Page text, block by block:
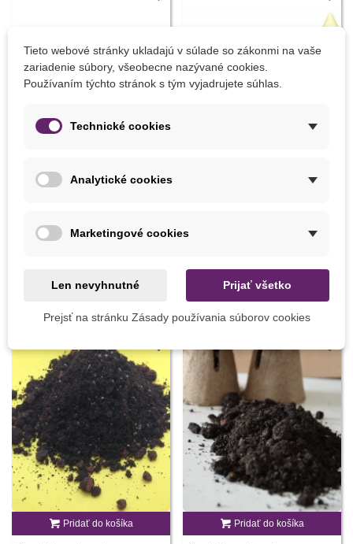
Pridať do košíka
1 ks
19,79 € 6,59 €
8 INÝCH PRODUKTOV V TEJ ISTEJ KATEGÓRII:
Pridať do košíka Pridať do košíka
Tieto webové stránky ukladajú v súlade so zákonmi na vaše
zariadenie súbory, všeobecne nazývané cookies.
Používaním týchto stránok s tým vyjadrujete súhlas.
Technické cookies
Analytické cookies
Marketingové cookies
Len nevyhnutné Prijať všetko
Prejsť na stránku Zásady používania súborov cookies